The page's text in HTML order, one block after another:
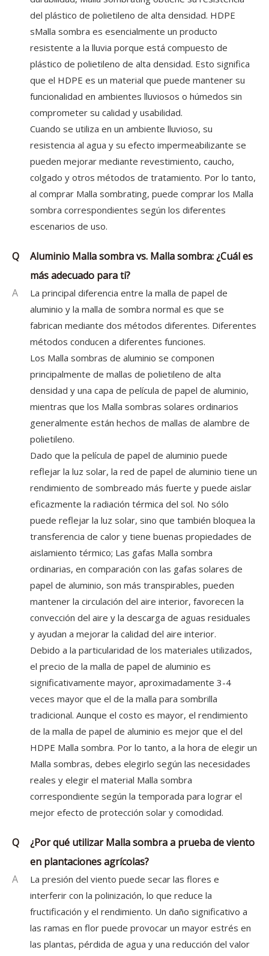
del plástico de polietileno de alta densidad. HDPE
sMalla sombra es esencialmente un producto
resistente a la lluvia porque está compuesto de
plástico de polietileno de alta densidad. Esto significa
que el HDPE es un material que puede mantener su
funcionalidad en ambientes lluviosos o húmedos sin
comprometer su calidad y usabilidad.
Cuando se utiliza en un ambiente lluvioso, su
resistencia al agua y su efecto impermeabilizante se
pueden mejorar mediante revestimiento, caucho,
colgado y otros métodos de tratamiento. Por lo tanto,
al comprar Malla sombrating, puede comprar los Malla
sombra correspondientes según los diferentes
escenarios de uso.
Q
Aluminio Malla sombra vs. Malla sombra: ¿Cuál es
más adecuado para ti?
A
La principal diferencia entre la malla de papel de
aluminio y la malla de sombra normal es que se
fabrican mediante dos métodos diferentes. Diferentes
métodos conducen a diferentes funciones.
Los Malla sombras de aluminio se componen
principalmente de mallas de polietileno de alta
densidad y una capa de película de papel de aluminio,
mientras que los Malla sombras solares ordinarios
generalmente están hechos de mallas de alambre de
polietileno.
Dado que la película de papel de aluminio puede
reflejar la luz solar, la red de papel de aluminio tiene un
rendimiento de sombreado más fuerte y puede aislar
eficazmente la radiación térmica del sol. No sólo
puede reflejar la luz solar, sino que también bloquea la
transferencia de calor y tiene buenas propiedades de
aislamiento térmico; Las gafas Malla sombra
ordinarias, en comparación con las gafas solares de
papel de aluminio, son más transpirables, pueden
mantener la circulación del aire interior, favorecen la
convección del aire y la descarga de aguas residuales
y ayudan a mejorar la calidad del aire interior.
Debido a la particularidad de los materiales utilizados,
el precio de la malla de papel de aluminio es
significativamente mayor, aproximadamente 3-4
veces mayor que el de la malla para sombrilla
tradicional. Aunque el costo es mayor, el rendimiento
de la malla de papel de aluminio es mejor que el del
HDPE Malla sombra. Por lo tanto, a la hora de elegir un
Malla sombras, debes elegirlo según las necesidades
reales y elegir el material Malla sombra
correspondiente según la temporada para lograr el
mejor efecto de protección solar y comodidad.
Q
¿Por qué utilizar Malla sombra a prueba de viento
en plantaciones agrícolas?
A
La presión del viento puede secar las flores e
interferir con la polinización, lo que reduce la
fructificación y el rendimiento. Un daño significativo a
las ramas en flor puede provocar un mayor estrés en
las plantas, pérdida de agua y una reducción del valor